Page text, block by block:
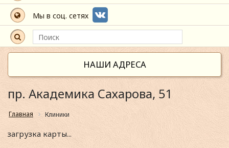
Мы в соц. сетях
НАШИ АДРЕСА
пр. Академика Сахарова, 51
Главная Клиники
загрузка карты...